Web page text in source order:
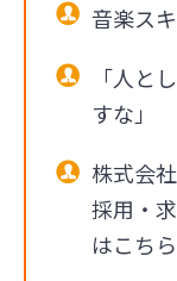
音楽ス
「人と
すな」
株式会
採用・
はこち